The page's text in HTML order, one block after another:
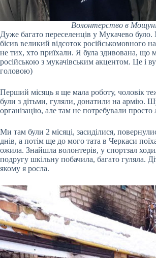
Волонтерство в
Дуже багато переселенців у Мукачево
бісив великий відсоток російськомовного
не тих, хто приїхали. Я була здивована, що
російською з мукачівським акцентом. Це і
головою)
Перший місяць я ще мала роботу, чоловік
були з дітьми, гуляли, донатили на армію.
організацію, але там не потребували
Ми там були 2 місяці, засиділися,
днів, а потім ще до мого тата в Черкаси
ожила. Знайшла волонтерів, у спортзал
подругу шкільну побачила, багато гуляла.
якому я росла.